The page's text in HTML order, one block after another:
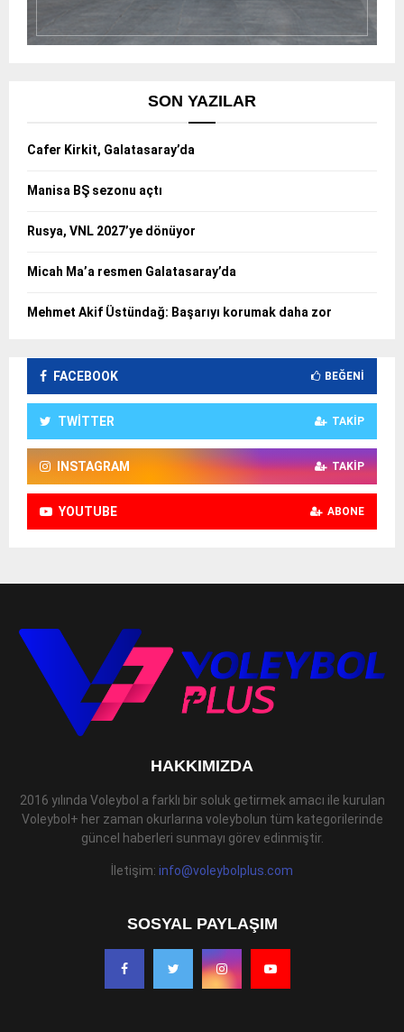
SON YAZILAR
Cafer Kirkit, Galatasaray’da
Manisa BŞ sezonu açtı
Rusya, VNL 2027’ye dönüyor
Micah Ma’a resmen Galatasaray’da
Mehmet Akif Üstündağ: Başarıyı korumak daha zor
FACEBOOK BEĞENI
TWITTER TAKIP
INSTAGRAM TAKIP
YOUTUBE ABONE
HAKKIMIZDA
2016 yılında Voleybol a farklı bir soluk getirmek amacı ile kurulan
Voleybol+ her zaman okurlarına voleybolun tüm kategorilerinde
güncel haberleri sunmayı görev edinmiştir.
İletişim: info@voleybolplus.com
SOSYAL PAYLAŞIM